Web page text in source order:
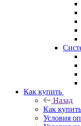
Как купить
Назад
Как купить
Условия